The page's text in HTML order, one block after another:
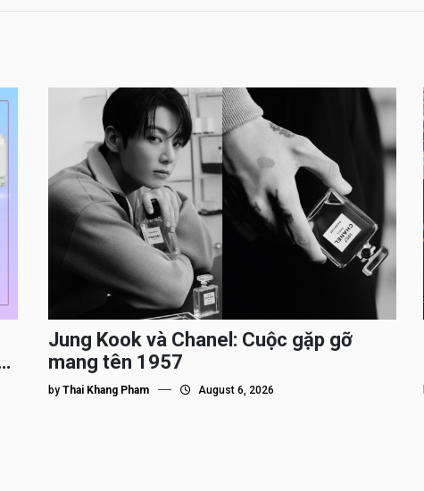
Jung Kook và Chanel: Cuộc gặp gỡ
mang tên 1957
by Thai Khang Pham August 6, 2026